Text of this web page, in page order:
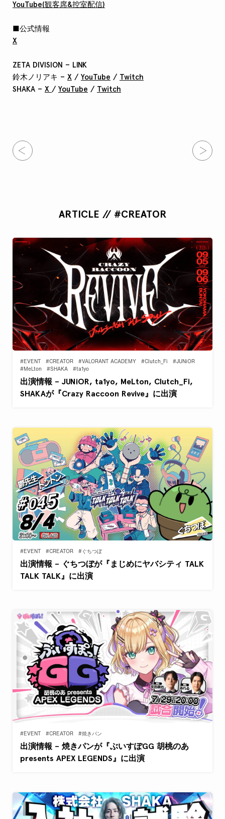
YouTube(観客席&控室配信)
■公式情報
X
ZETA DIVISION – LINK
鈴木ノリアキ – X / YouTube / Twitch
SHAKA – X / YouTube / Twitch
ARTICLE // #CREATOR
#EVENT #CREATOR #VALORANT ACADEMY #Clutch_Fi
#JUNiOR
#MeLton
#SHAKA #ta1yo
出演情報 – JUNiOR, ta1yo, MeLton, Clutch_Fi,
SHAKAが『Crazy Raccoon Revive』に出演
#EVENT #CREATOR #ぐちつぼ
出演情報 – ぐちつぼが『まじめにヤバシティ TALK
TALK TALK』に出演
#EVENT #CREATOR #焼きパン
出演情報 – 焼きパンが『ぶいすぽGG 胡桃のあ
presents APEX LEGENDS』に出演